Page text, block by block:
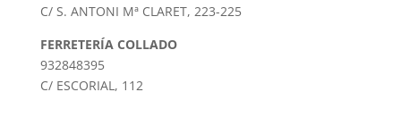
C/ S. ANTONI Mª CLARET, 223-225
FERRETERÍA COLLADO
932848395
C/ ESCORIAL, 112